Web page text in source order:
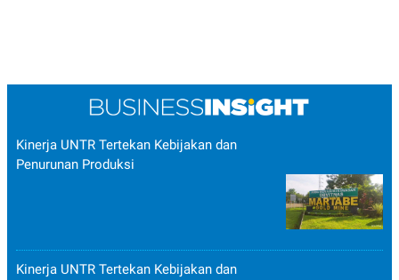
Kinerja UNTR Tertekan Kebijakan dan
Penurunan Produksi
Kinerja UNTR Tertekan Kebijakan dan